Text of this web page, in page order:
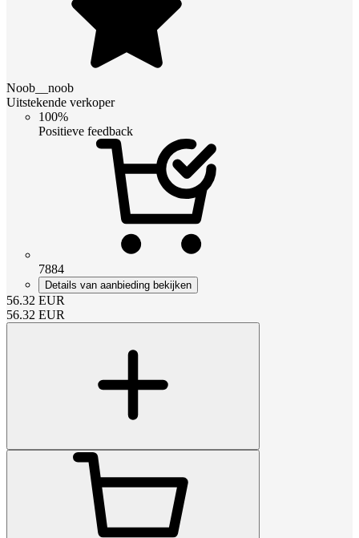
Noob__noob
Uitstekende verkoper
100%
Positieve feedback
7884
Details van aanbieding bekijken
56.32 EUR
56.32 EUR